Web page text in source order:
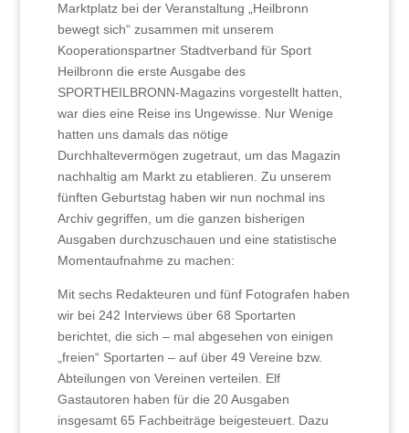
Marktplatz bei der Veranstaltung „Heilbronn
bewegt sich“ zusammen mit unserem
Kooperationspartner Stadtverband für Sport
Heilbronn die erste Ausgabe des
SPORTHEILBRONN-Magazins vorgestellt hatten,
war dies eine Reise ins Ungewisse. Nur Wenige
hatten uns damals das nötige
Durchhaltevermögen zugetraut, um das Magazin
nachhaltig am Markt zu etablieren. Zu unserem
fünften Geburtstag haben wir nun nochmal ins
Archiv gegriffen, um die ganzen bisherigen
Ausgaben durchzuschauen und eine statistische
Momentaufnahme zu machen:
Mit sechs Redakteuren und fünf Fotografen haben
wir bei 242 Interviews über 68 Sportarten
berichtet, die sich – mal abgesehen von einigen
„freien“ Sportarten – auf über 49 Vereine bzw.
Abteilungen von Vereinen verteilen. Elf
Gastautoren haben für die 20 Ausgaben
insgesamt 65 Fachbeiträge beigesteuert. Dazu